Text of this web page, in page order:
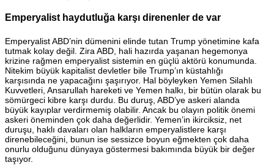
Emperyalist haydutluğa karşı direnenler de var
Emperyalist ABD’nin dümenini elinde tutan Trump yönetimine kafa
tutmak kolay değil. Zira ABD, hali hazırda yaşanan hegemonya
krizine rağmen emperyalist sistemin en güçlü aktörü konumunda.
Nitekim büyük kapitalist devletler bile Trump’ın küstahlığı
karşısında ne yapacağını şaşırıyor. Hal böyleyken Yemen Silahlı
Kuvvetleri, Ansarullah hareketi ve Yemen halkı, bir bütün olarak bu
sömürgeci kibre karşı durdu. Bu duruş, ABD’ye askeri alanda
büyük kayıplar verdirmemiş olabilir. Ancak bu olayın politik önemi
askeri öneminden çok daha değerlidir. Yemen’in ikirciksiz, net
duruşu, haklı davaları olan halkların emperyalistlere karşı
direnebileceğini, bunun ise sessizce boyun eğmekten çok daha
onurlu olduğunu dünyaya göstermesi bakımında büyük bir değer
taşıyor.